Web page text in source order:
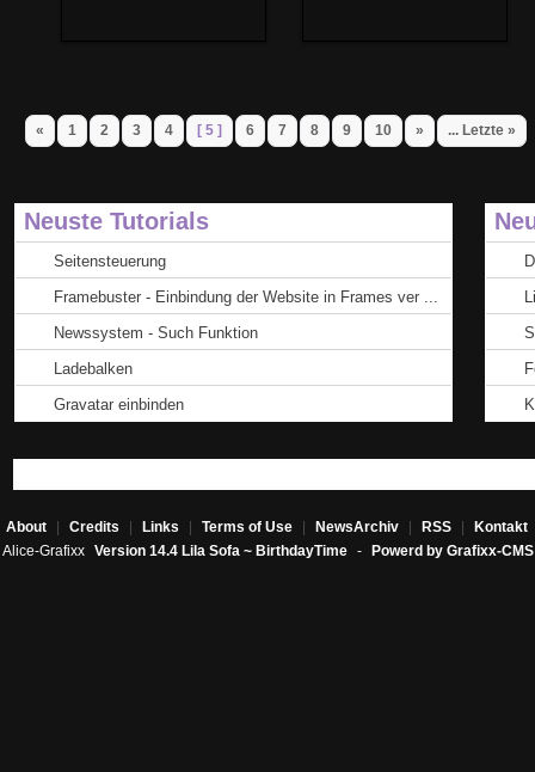
« 1 2 3 4 [ 5 ] 6 7 8 9 10 » ... Letzte »
Neuste Tutorials
Seitensteuerung
Framebuster - Einbindung der Website in Frames ver ...
Newssystem - Such Funktion
Ladebalken
Gravatar einbinden
About Credits Links Terms of Use NewsArchiv RSS Kontakt
Alice-Grafixx Version 14.4 Lila Sofa ~ BirthdayTime - Powerd by Grafixx-CMS